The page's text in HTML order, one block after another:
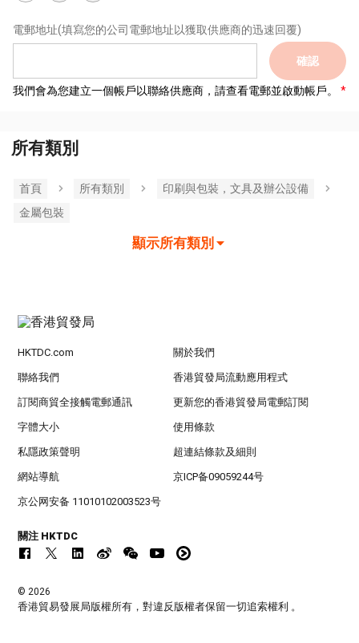
電郵地址(填寫您的公司電郵地址以獲取供應商的迅速回覆)
確認
我們會為您建立一個帳戶以聯絡供應商，請查看電郵並啟動帳戶。
所有類別
首頁 所有類別
印刷與包裝，文具及辦公設備
金屬包裝
顯示所有類別
HKTDC.com 關於我們
聯絡我們 香港貿發局流動應用程式
訂閱商貿全接觸電郵通訊 更新您的香港貿發局電郵訂閱
字體大小 使用條款
私隱政策聲明 超連結條款及細則
網站導航 京ICP备09059244号
京公网安备 11010102003523号
關注 HKTDC
© 2026
香港貿易發展局版權所有，對違反版權者保留一切追索權利 。